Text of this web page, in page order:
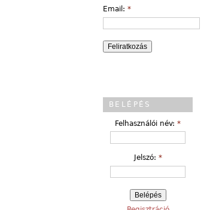
Email: *
BELÉPÉS
Felhasználói név: *
Jelszó: *